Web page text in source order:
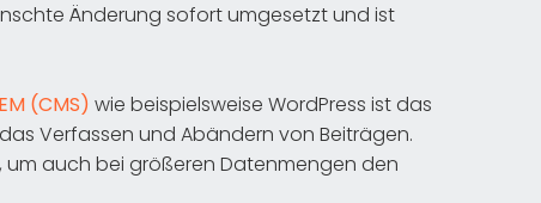
Änderung sofort umgesetzt und ist
(CMS) wie beispielsweise WordPress ist das
Verfassen und Abändern von Beiträgen.
um auch bei größeren Datenmengen den